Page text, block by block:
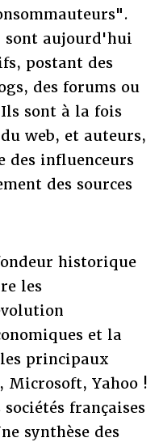
sont aujourd'hui
postant des
des forums ou
sont à la fois
web, et auteurs,
des influenceurs
des sources
historique
les
et la
principaux
Microsoft, Yahoo !
françaises
synthèse des